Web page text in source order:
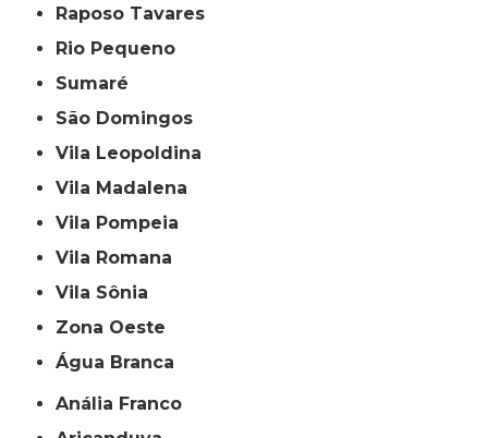
Raposo Tavares
Rio Pequeno
Sumaré
São Domingos
Vila Leopoldina
Vila Madalena
Vila Pompeia
Vila Romana
Vila Sônia
Zona Oeste
Água Branca
Anália Franco